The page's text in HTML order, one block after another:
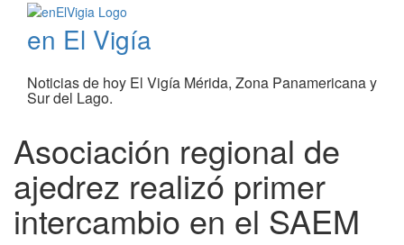
en El Vigía
Noticias de hoy El Vigía Mérida, Zona Panamericana y
Sur del Lago.
Asociación regional de
ajedrez realizó primer
intercambio en el SAEM